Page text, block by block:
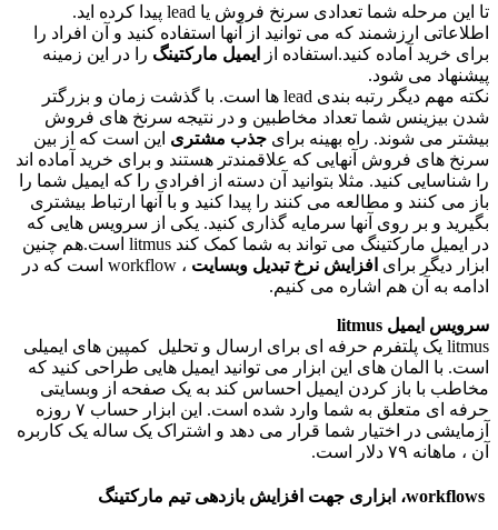
تا این مرحله شما تعدادی سرنخ فروش یا lead پیدا کرده اید.
اطلاعاتی ارزشمند که می توانید از آنها استفاده کنید و آن افراد را
برای خرید آماده کنید.استفاده از
ایمیل مارکتینگ را در این زمینه
پیشنهاد می شود.
نکته مهم دیگر رتبه بندی lead ها است. با گذشت زمان و بزرگتر
شدن بیزینس شما تعداد مخاطبین و در نتیجه سرنخ های فروش
بیشتر می شوند. راه بهینه برای جذب مشتری این است که از بین
سرنخ های فروش آنهایی که علاقمندتر هستند و برای خرید آماده اند
را شناسایی کنید. مثلا بتوانید آن دسته از افرادی را که ایمیل شما را
باز می کنند و مطالعه می کنند را پیدا کنید و با آنها ارتباط بیشتری
بگیرید و بر روی آنها سرمایه گذاری کنید. یکی از سرویس هایی که
در ایمیل مارکتینگ می تواند به شما کمک کند litmus است.هم چنین
ابزار دیگر برای افزایش نرخ تبدیل وبسایت
، workflow است که در
ادامه به آن هم اشاره می کنیم.
سرویس ایمیل litmus
litmus یک پلتفرم حرفه ای برای ارسال و تحلیل کمپین های ایمیلی
است. با المان های این ابزار می توانید ایمیل هایی طراحی کنید که
مخاطب با باز کردن ایمیل احساس کند به یک صفحه از وبسایتی
حرفه ای متعلق به شما وارد شده است. این ابزار حساب ۷ روزه
آزمایشی در اختیار شما قرار می دهد و اشتراک یک ساله یک کاربره
آن ، ماهانه ۷۹ دلار است.